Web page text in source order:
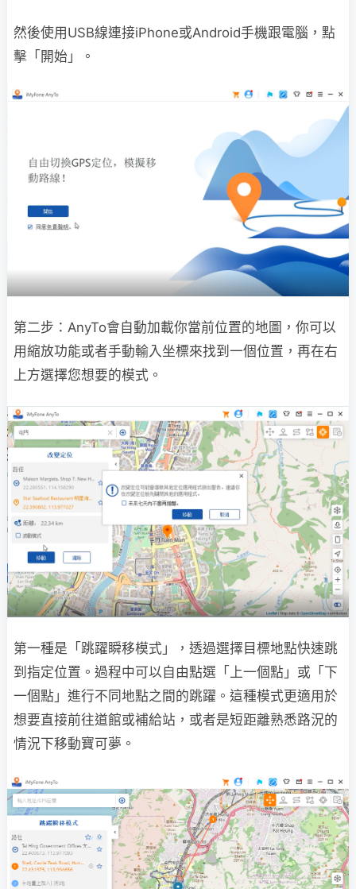
然後使用USB線連接iPhone或Android手機跟電腦，點
擊「開始」。
第二步：AnyTo會自動加載你當前位置的地圖，你可以
用縮放功能或者手動輸入坐標來找到一個位置，再在右
上方選擇您想要的模式。
第一種是「跳躍瞬移模式」，透過選擇目標地點快速跳
到指定位置。過程中可以自由點選「上一個點」或「下
一個點」進行不同地點之間的跳躍。這種模式更適用於
想要直接前往道館或補給站，或者是短距離熟悉路況的
情況下移動寶可夢。